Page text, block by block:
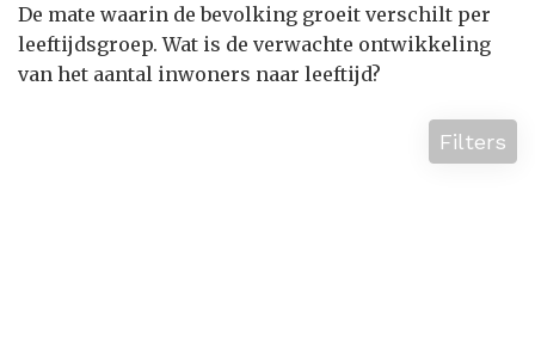
De mate waarin de bevolking groeit verschilt per
leeftijdsgroep. Wat is de verwachte ontwikkeling
van het aantal inwoners naar leeftijd?
Filters